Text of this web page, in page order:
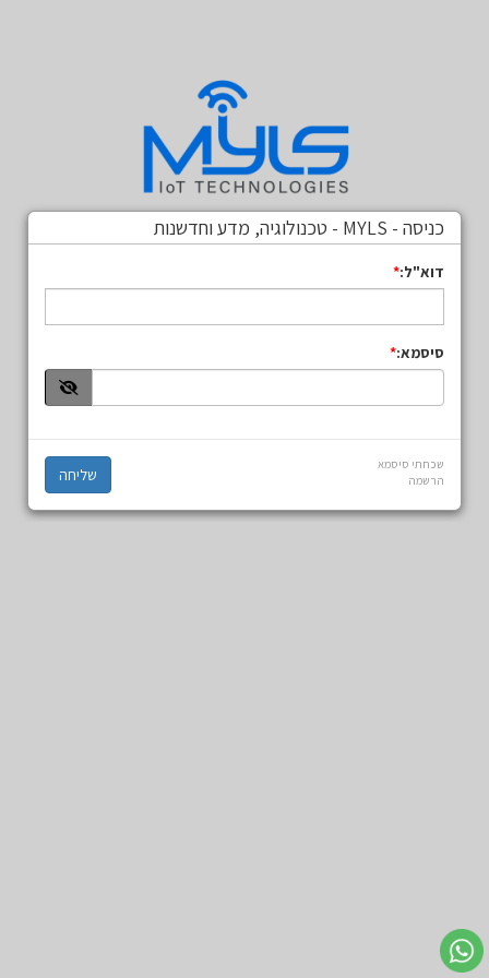
כניסה - MYLS - טכנולוגיה, מדע וחדשנות
דוא"ל:
סיסמא:
שכחתי סיסמא
הרשמה